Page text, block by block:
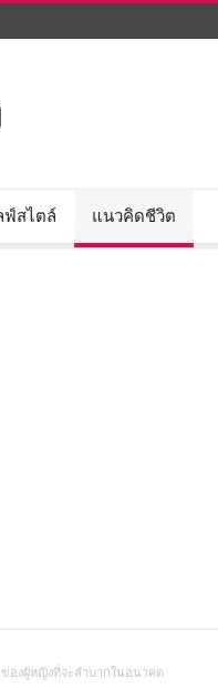
ฟ์สไตล์ แนวคิดชีวิต
องผู้หญิงที่จะลำบากในอนาคต